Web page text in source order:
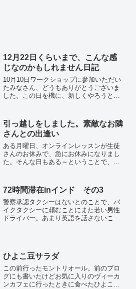
12月22日くらいまで、こんな感
じなのかもしれません日記
10月10日ワークショップに参加いただい
たみなさん、どうもありがとうございま
した。この日を機に、新しくやろうと思
くてわたしの話。偶然にも、このワーク
ショップの前日にライ...
引っ越しをしました。素敵なお隣
さんとの出逢い
ある月曜日、オンラインレッスンが生徒
さんのお休みで、急にお休みになりまし
た。そんな日もある～ということで、ス
た味噌汁をもりもり食べたい気分です。
お家に帰るとお隣さんがド...
72時間滞在inインド その3
警察承認タクシーはないとのことで、バ
イクタクシーに頼むことにまた若い男性
ドライバー。あまり英語を話さないこの
のだけれどハートウォーミ...
ひよこ豆サラダ
この前行ったモントリオール。前のブロ
グにも書いたけどお気に入りのヴィーカ
ンカフェに行ったときに食べたひよこ豆